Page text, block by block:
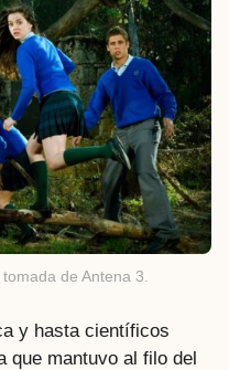
de Antena 3.
y hasta científicos
que mantuvo al filo del